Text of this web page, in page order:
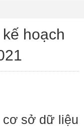
hoạch
cơ sở dữ liệu